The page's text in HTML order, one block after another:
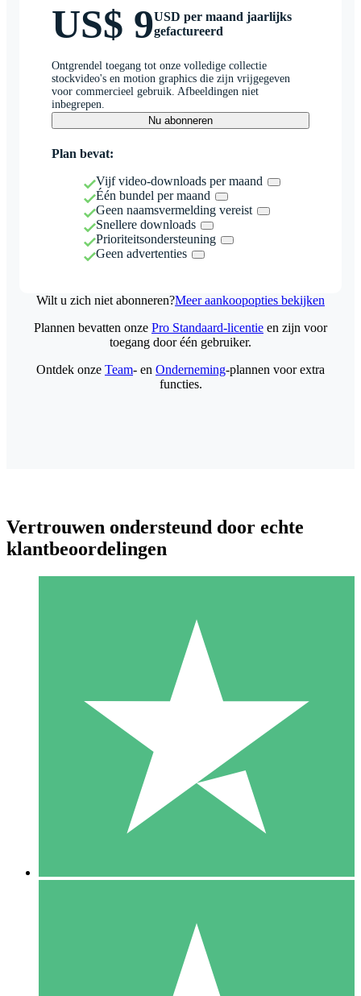
US$ 9USD per maand jaarlijks
gefactureerd
Ontgrendel toegang tot onze volledige collectie
stockvideo's en motion graphics die zijn vrijgegeven
voor commercieel gebruik. Afbeeldingen niet
inbegrepen.
Nu abonneren
Plan bevat:
Vijf video-downloads per maand
Één bundel per maand
Geen naamsvermelding vereist
Snellere downloads
Prioriteitsondersteuning
Geen advertenties
Wilt u zich niet abonneren?Meer aankoopopties bekijken
Individuele Creditpakketten
Betaal per gebruik met downloadtegoeden. Geen maandelijkse
1000
10 Downloaden
20 00
Plannen bevatten onze Pro Standaard-licentie en zijn voor
toegang door één gebruiker.
Ontdek onze Team- en Onderneming-plannen voor extra
functies.
Vertrouwen ondersteund door echte
klantbeoordelingen